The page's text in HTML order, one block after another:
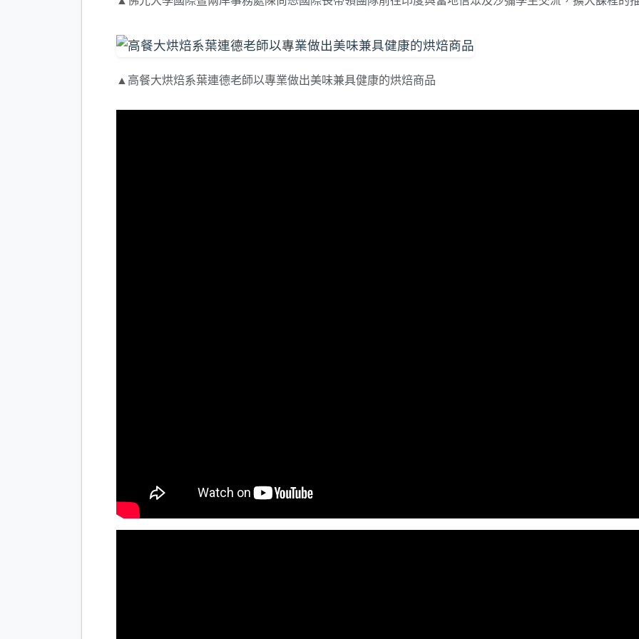
▲高餐大烘焙系葉連德老師以專業做出美味兼具健康的烘焙商品